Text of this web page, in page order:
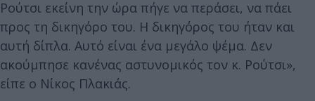
Ρούτσι εκείνη την ώρα πήγε να περάσει, να πάει
προς τη δικηγόρο του. Η δικηγόρος του ήταν και
αυτή δίπλα. Αυτό είναι ένα μεγάλο ψέμα. Δεν
ακούμπησε κανένας αστυνομικός τον κ. Ρούτσι»,
είπε ο Νίκος Πλακιάς.